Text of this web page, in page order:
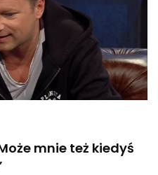
mnie też kiedyś